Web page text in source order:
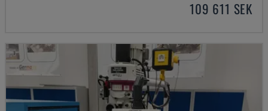
109 611 SEK